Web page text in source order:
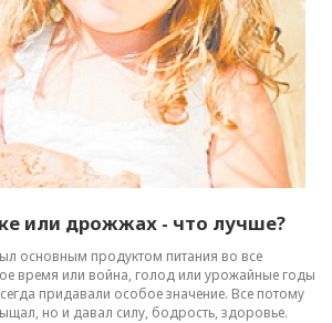
или дрожжах - что лучше?
основным продуктом питания во все
время или война, голод или урожайные годы
придавали особое значение. Все потому
но и давал силу, бодрость, здоровье.